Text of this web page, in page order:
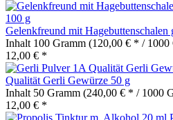
Gelenkfreund mit Hagebuttenschalen
Inhalt 100 Gramm (120,00 € * / 1000
12,00 € *
Qualität Gerli Gewürze 50 g
Inhalt 50 Gramm (240,00 € * / 1000
12,00 € *